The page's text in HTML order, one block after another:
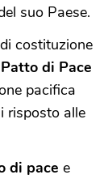
suo Paese.
costituzione
Patto di Pace
pacifica
risposto alle
di pace e